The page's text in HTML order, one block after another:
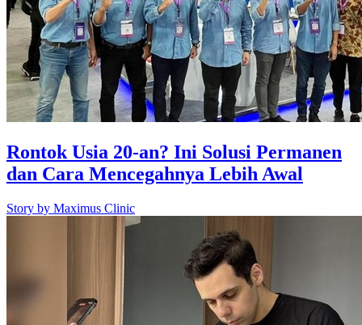
Rontok Usia 20-an? Ini Solusi Permanen
dan Cara Mencegahnya Lebih Awal
Story by Maximus Clinic